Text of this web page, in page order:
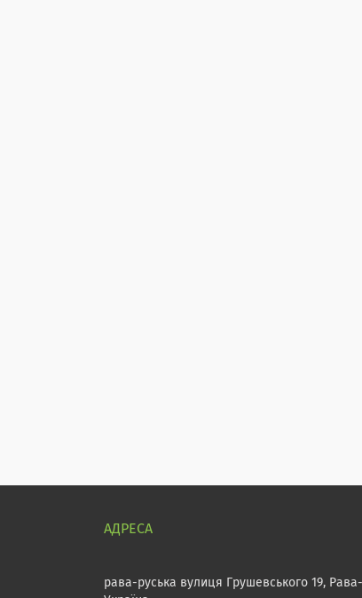
рава-руська вулиця Грушевського 19,